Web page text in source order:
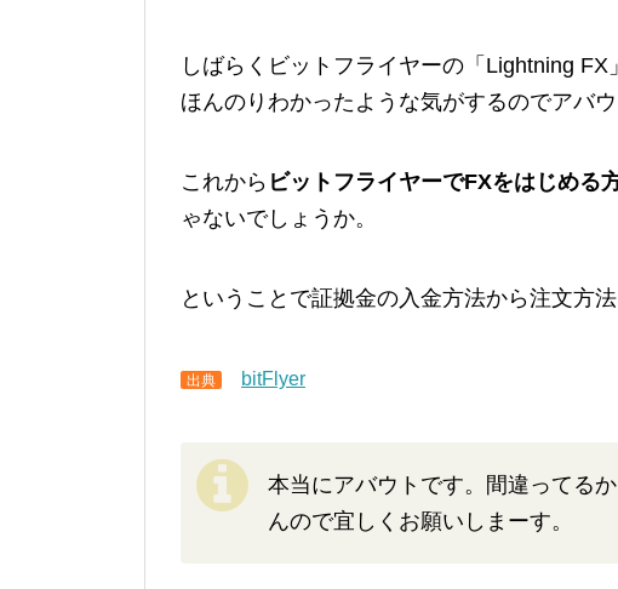
しばらくビットフライヤーの「Lightning
ほんのりわかったような気がするのでアバ
これから ビットフライヤーでFXをはじめる
ゃないでしょうか。
ということで証拠金の入金方法から注文方
出典 bitFlyer
本当にアバウトです。間違ってる
んので宜しくお願いしまーす。